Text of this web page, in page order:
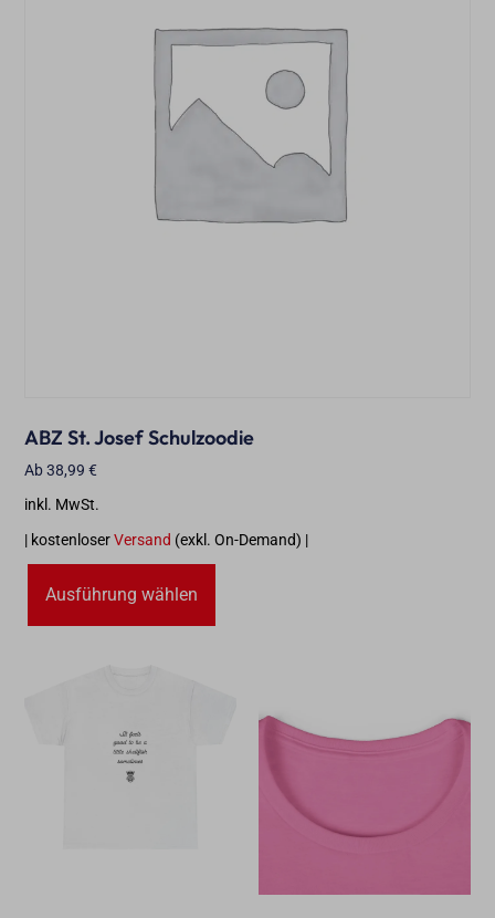
ABZ St. Josef Schulzoodie
Ab 38,99€
inkl. MwSt.
| kostenloserVersand (exkl. On-Demand) |
Ausführung wählen